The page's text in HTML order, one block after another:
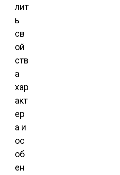
лит
ь
св
ой
ств
а
хар
акт
ер
а и
ос
об
ен